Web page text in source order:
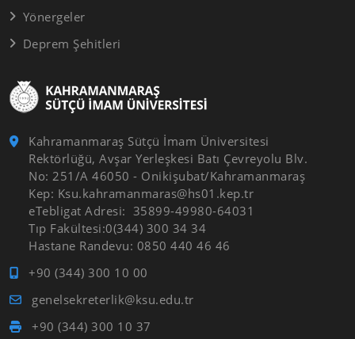
Kahramanmaraş Sütçü İmam Üniversitesi
Rektörlüğü, Avşar Yerleşkesi Batı Çevreyolu Blv.
No: 251/A 46050 - Onikişubat/Kahramanmaraş
Kep: Ksu.kahramanmaras@hs01.kep.tr
eTebligat Adresi: 35899-49980-64031
Tıp Fakültesi:0(344) 300 34 34
Hastane Randevu: 0850 440 46 46
+90 (344) 300 10 00
genelsekreterlik@ksu.edu.tr
+90 (344) 300 10 37
Yönergeler
Deprem Şehitleri